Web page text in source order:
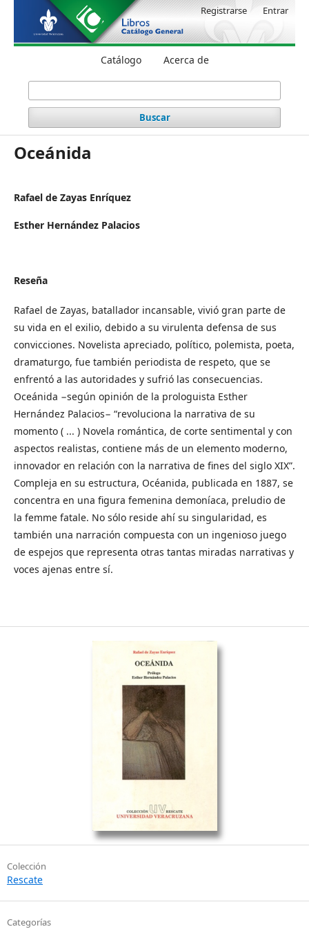
Catálogo Acerca de
Buscar
Registrarse Entrar
Oceánida
Rafael de Zayas Enríquez
Esther Hernández Palacios
Reseña
Rafael de Zayas, batallador incansable, vivió gran parte de
su vida en el exilio, debido a su virulenta defensa de sus
convicciones. Novelista apreciado, político, polemista, poeta,
dramaturgo, fue también periodista de respeto, que se
enfrentó a las autoridades y sufrió las consecuencias.
Oceánida −según opinión de la prologuista Esther
Hernández Palacios− “revoluciona la narrativa de su
momento ( ... ) Novela romántica, de corte sentimental y con
aspectos realistas, contiene más de un elemento moderno,
innovador en relación con la narrativa de fines del siglo XIX”.
Compleja en su estructura, Océanida, publicada en 1887, se
concentra en una figura femenina demoníaca, preludio de
la femme fatale. No sólo reside ahí su singularidad, es
también una narración compuesta con un ingenioso juego
de espejos que representa otras tantas miradas narrativas y
voces ajenas entre sí.
Colección
Rescate
Categorías